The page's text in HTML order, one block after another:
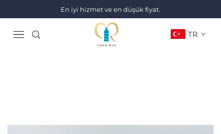
En iyi hizmet ve en düşük fiyat.
TR